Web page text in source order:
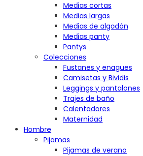
Medias cortas
Medias largas
Medias de algodón
Medias panty
Pantys
Colecciones
Fustanes y enagues
Camisetas y Bividis
Leggings y pantalones
Trajes de baño
Calentadores
Maternidad
Hombre
Pijamas
Pijamas de verano